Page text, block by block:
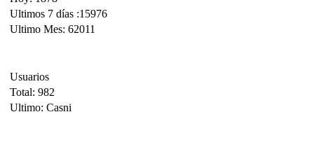
Ultimos 7 días :15976
Ultimo Mes: 62011
Usuarios
Total: 982
Ultimo: Casni